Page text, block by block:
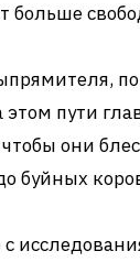
больше
пути
они
буйных